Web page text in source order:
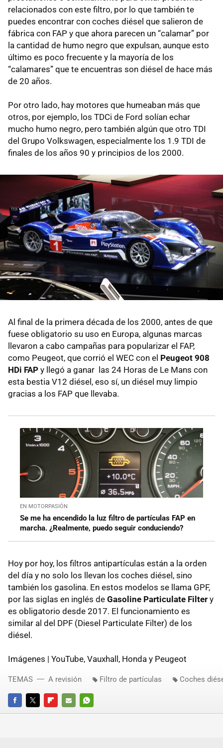
relacionados con este filtro, por lo que también te
puedes encontrar con coches diésel que salieron de
fábrica con FAP y que ahora parecen un “calamar” por
la cantidad de humo negro que expulsan, aunque esto
último es poco frecuente y la mayoría de los
“calamares” que te encuentras son diésel de hace más
de 20 años.
Por otro lado, hay motores que humeaban más que
otros, por ejemplo, los TDCi de Ford solían echar
mucho humo negro, pero también algún que otro TDI
del Grupo Volkswagen, especialmente los 1.9 TDI de
finales de los años 90 y principios de los 2000.
Al final de la primera década de los 2000, antes de que
fuese obligatorio su uso en Europa, algunas marcas
llevaron a cabo campañas para popularizar el FAP,
como Peugeot, que corrió el WEC con el Peugeot 908
HDi FAP y llegó a ganar las 24 Horas de Le Mans con
esta bestia V12 diésel, eso sí, un diésel muy limpio
gracias a los FAP que llevaba.
EN MOTORPASIÓN
Se me ha encendido la luz filtro de partículas FAP en
marcha. ¿Realmente, puedo seguir conduciendo?
Hoy por hoy, los filtros antipartículas están a la orden
del día y no solo los llevan los coches diésel, sino
también los gasolina. En estos modelos se llama GPF,
por las siglas en inglés de Gasoline Particulate Filter y
es obligatorio desde 2017. El funcionamiento es
similar al del DPF (Diesel Particulate Filter) de los
diésel.
Imágenes | YouTube, Vauxhall, Honda y Peugeot
FACEBOOKTWITTERFLIPBOARD
E-
WHATSAPP
TEMAS A revisión Filtro de partículas Coches